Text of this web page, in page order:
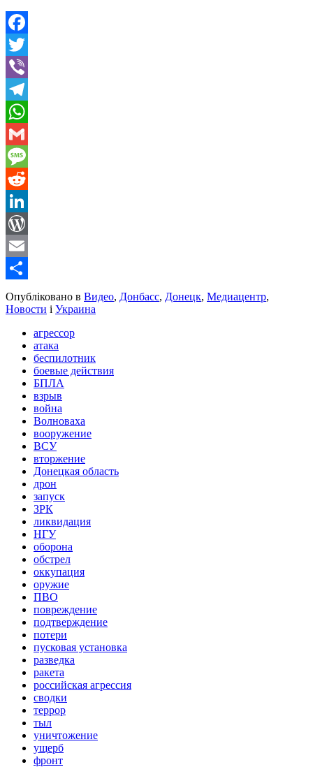
Facebook
Twitter
Viber
Telegram
WhatsApp
Gmail
Message
Reddit
LinkedIn
WordPress
Email
Share
Опубліковано в Видео, Донбасс, Донецк, Медиацентр,
Новости і Украина
агрессор
атака
беспилотник
боевые действия
БПЛА
взрыв
война
Волноваха
вооружение
ВСУ
вторжение
Донецкая область
дрон
запуск
ЗРК
ликвидация
НГУ
оборона
обстрел
оккупация
оружие
ПВО
повреждение
подтверждение
потери
пусковая установка
разведка
ракета
российская агрессия
сводки
террор
тыл
уничтожение
ущерб
фронт